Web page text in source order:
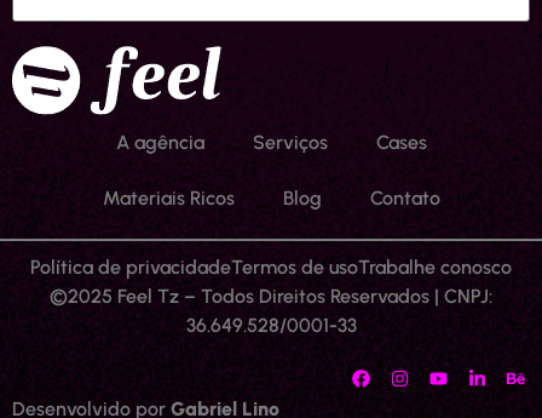
A agência Serviços Cases
Materiais Ricos Blog Contato
Política de privacidadeTermos de usoTrabalhe conosco
©2025 Feel Tz – Todos Direitos Reservados | CNPJ:
36.649.528/0001-33
Desenvolvido por Gabriel Lino